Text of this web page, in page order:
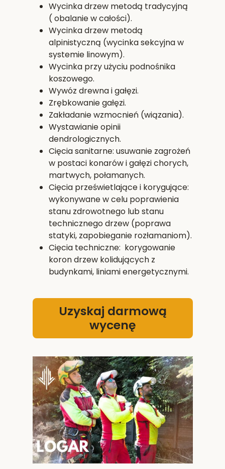
Wycinka drzew metodą tradycyjną
( obalanie w całości).
Wycinka drzew metodą
alpinistyczną (wycinka sekcyjna w
systemie linowym).
Wycinka przy użyciu podnośnika
koszowego.
Wywóz drewna i gałęzi.
Zrębkowanie gałęzi.
Zakładanie wzmocnień (wiązania).
Wystawianie opinii
dendrologicznych.
Cięcia sanitarne: usuwanie zagrożeń
w postaci konarów i gałęzi chorych,
martwych, połamanych.
Cięcia prześwietlające i korygujące:
wykonywane w celu poprawienia
stanu zdrowotnego lub stanu
technicznego drzew (poprawa
statyki, zapobieganie rozłamaniom).
Cięcia techniczne: korygowanie
koron drzew kolidujących z
budynkami, liniami energetycznymi.
Uzyskaj darmową
wycenę